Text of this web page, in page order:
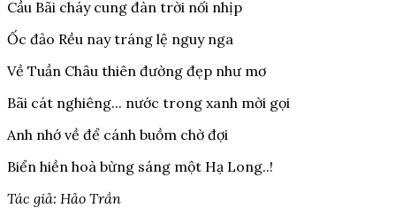
Cầu Bãi cháy cung đàn trời nối nhịp
Ốc đảo Rều nay tráng lệ nguy nga
Về Tuần Châu thiên đường đẹp như mơ
Bãi cát nghiêng... nước trong xanh mời gọi
Anh nhớ về để cánh buồm chờ đợi
Biển hiền hoà bừng sáng một Hạ Long..!
Tác giả: Hảo Trần